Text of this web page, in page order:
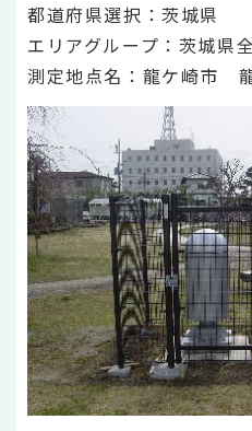
都道府県選択：茨城県
エリアグループ：茨城県
測定地点名：龍ケ崎市